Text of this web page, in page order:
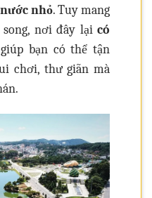
nhỏ. Tuy mang
song, nơi đây lại có
giúp bạn có thể tận
chơi, thư giãn mà